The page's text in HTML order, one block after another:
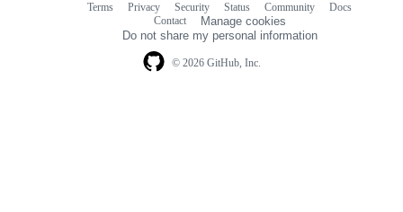
© 2026 GitHub, Inc.
Terms Privacy Security Status Community
Docs
Contact
Manage cookies
Do not share my personal information